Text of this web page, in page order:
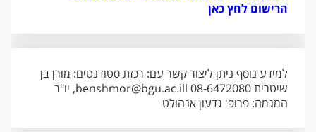
הרישום לחץ כאן
למידע נוסף ניתן ליצור קשר עם: רכזת סטודנטים: מורן בן
שיטרית 08-6472080 benshmor@bgu.ac.ill, יו"ר
המגמה: פרופ' גדעון אנהולט